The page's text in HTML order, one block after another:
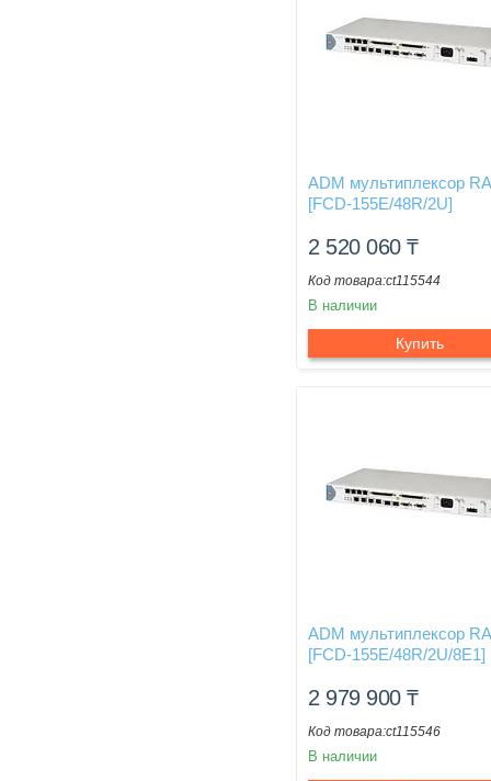
ADM мультиплексор
[FCD-155E/48R/2U]
2 520 060₸
ct115544
В наличии
Купить
ADM мультиплексор
[FCD-155E/48R/2U/8E1]
2 979 900₸
ct115546
В наличии